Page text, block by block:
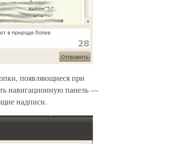
появляющиеся при
навигационную панель —
надписи.